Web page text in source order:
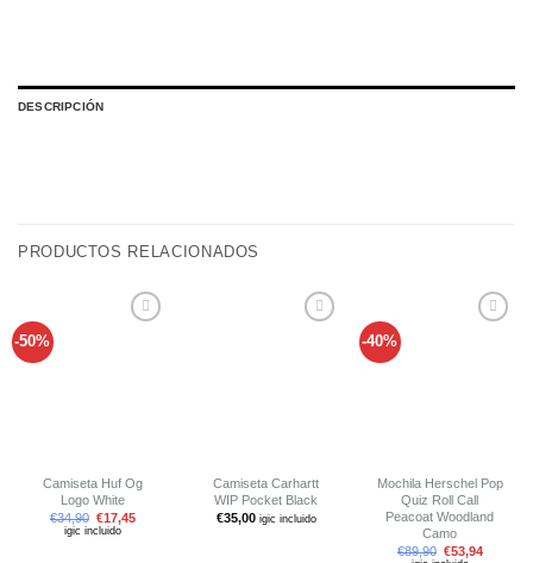
DESCRIPCIÓN
PRODUCTOS RELACIONADOS
-50%
Camiseta Huf Og
Logo White
€34,90 €17,45
igic incluido
Camiseta Carhartt
WIP Pocket Black
€35,00 igic incluido
-40%
Mochila Herschel Pop
Quiz Roll Call
Peacoat Woodland
Camo
€89,90 €53,94